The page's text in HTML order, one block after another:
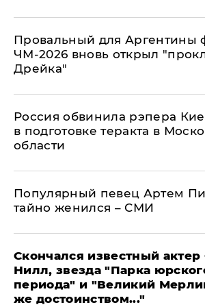
Провальный для Аргентины
ЧМ-2026 вновь открыл
Дрейка"
Россия обвинила рэпера
в подготовке теракта в
области
Популярный певец Артем
тайно женился – СМИ
Скончался известный актер
Нилл, звезда "Парка
периода" и "Великий
же достоинством..."